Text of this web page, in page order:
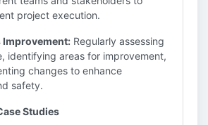
project execution.
Regularly assessing
identifying areas for improvement,
changes to enhance
safety.
Studies